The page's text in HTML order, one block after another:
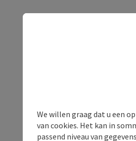
We willen graag dat u een
van cookies. Het kan in
passend niveau van